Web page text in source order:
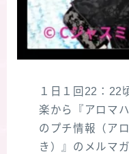
１日１回22：22
楽から『アロマ
のプチ情報（ア
き）』のメルマ